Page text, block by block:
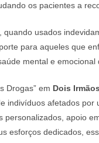
os pacientes a
quando usados
para aqueles que
mental e emocional
Drogas” em Dois
indivíduos afetados por
personalizados, apoio
esforços dedicados,